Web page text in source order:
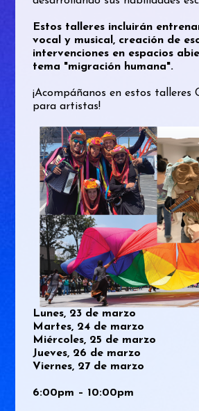
Estos talleres incluirán
vocal y musical, creación de
intervenciones en espacios
tema "migración humana".
¡Acompáñanos en estos talleres
para artistas!
Lunes, 23 de marzo
Martes, 24 de marzo
Miércoles, 25 de marzo
Jueves, 26 de marzo
Viernes, 27 de marzo
6:00pm – 10:00pm